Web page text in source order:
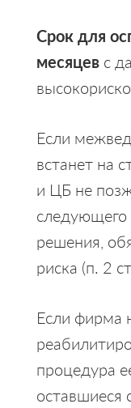
Срок для
месяцевс
Если
встанет на
и ЦБ не
следующего
решения,
риска (п. 2
Если фирма
процедура
оставшиеся